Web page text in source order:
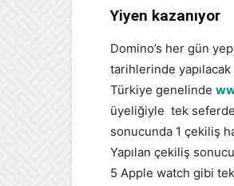
Yiyen kazanıyor
Domino’s her gün
tarihlerinde
Türkiye genelinde
üyeliğiyle tek
sonucunda 1 çekiliş
Yapılan çekiliş
5 Apple watch gibi